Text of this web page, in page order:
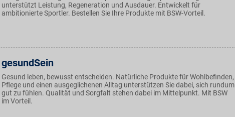
unterstützt Leistung, Regeneration und Ausdauer. Entwickelt für
ambitionierte Sportler. Bestellen Sie Ihre Produkte mit BSW-Vorteil.
gesundSein
Gesund leben, bewusst entscheiden. Natürliche Produkte für Wohlbefinden,
Pflege und einen ausgeglichenen Alltag unterstützen Sie dabei, sich rundum
gut zu fühlen. Qualität und Sorgfalt stehen dabei im Mittelpunkt. Mit BSW
im Vorteil.